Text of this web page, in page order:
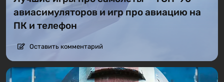
авиасимуляторов и игр про авиацию на
ПК и телефон
Оставить комментарий